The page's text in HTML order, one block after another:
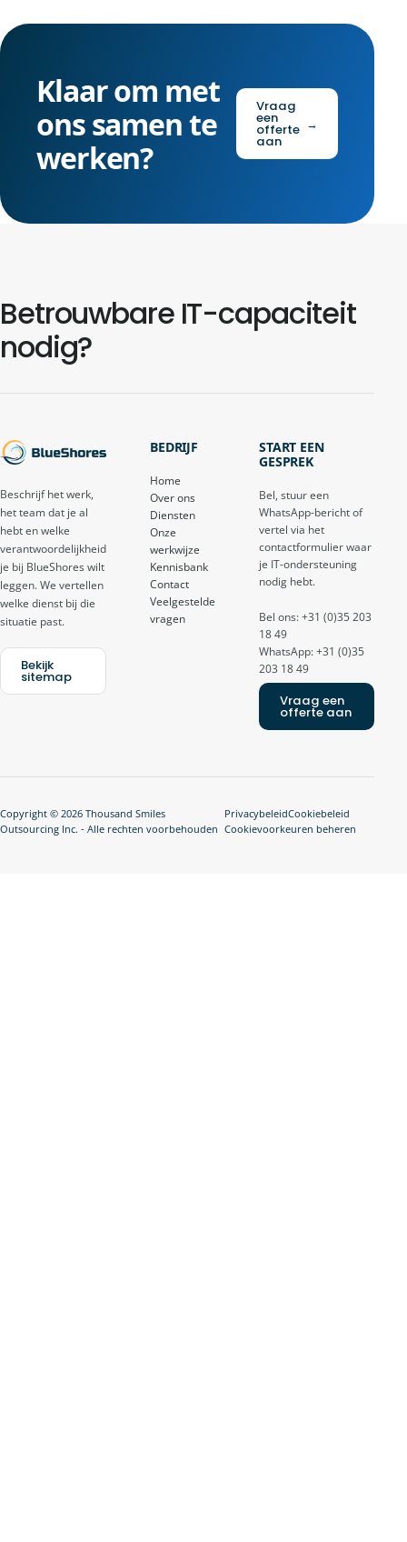
Klaar om met
ons samen te
werken?
Vraag
een
offerte
aan
→
Betrouwbare IT-capaciteit
nodig?
Beschrijf het werk,
het team dat je al
hebt en welke
verantwoordelijkheid
je bij BlueShores wilt
leggen. We vertellen
welke dienst bij die
situatie past.
Bekijk
sitemap
BEDRIJF
Home
Over ons
Diensten
Onze
werkwijze
Kennisbank
Contact
Veelgestelde
vragen
START EEN
GESPREK
Bel, stuur een
WhatsApp-bericht of
vertel via het
contactformulier waar
je IT-ondersteuning
nodig hebt.
Bel ons: +31 (0)35 203
18 49
WhatsApp: +31 (0)35
203 18 49
Vraag een
offerte aan
Copyright © 2026 Thousand Smiles
Outsourcing Inc. - Alle rechten voorbehouden
PrivacybeleidCookiebeleid
Cookievoorkeuren beheren